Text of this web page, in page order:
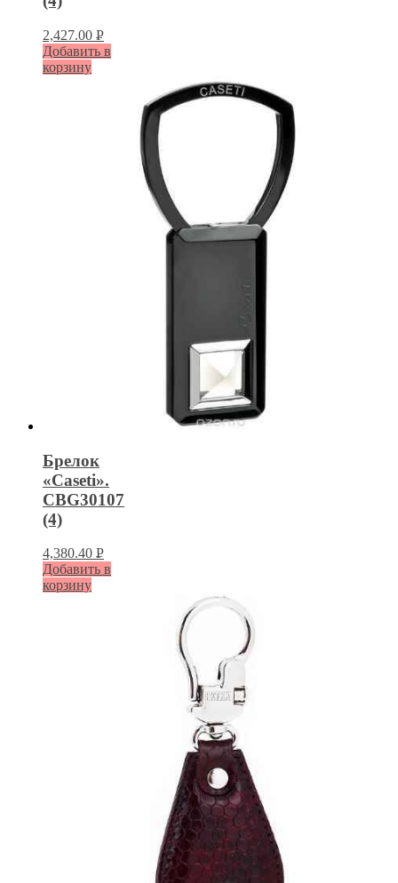
2,427.00 Р
УБ.
Добавить в
корзину
Брелок
«Caseti».
CBG30107
(4)
4,380.40 Р
УБ.
Добавить в
корзину